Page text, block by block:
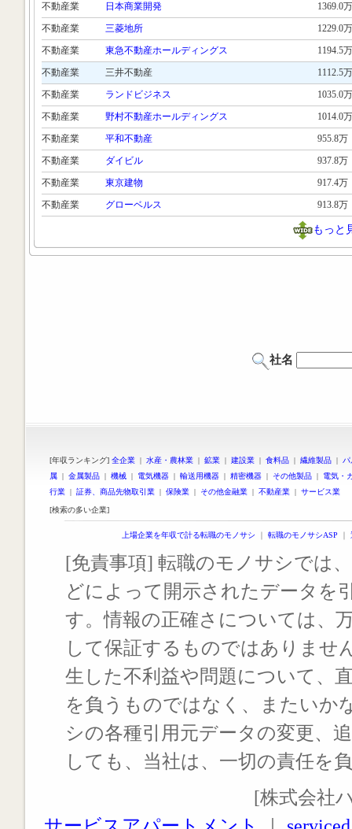
不動産業
日本商業開発
1369.0万
不動産業
三菱地所
1229.0万
不動産業
東急不動産ホールディングス
1194.5万
不動産業
三井不動産
1112.5万
不動産業
ランドビジネス
1035.0万
不動産業
野村不動産ホールディングス
1014.0万
不動産業
平和不動産
955.8万
不動産業
ダイビル
937.8万
不動産業
東京建物
917.4万
不動産業
グローベルス 913.8万
もっと
社名
[年収ランキング] 全企業 | 水産・農林業 | 鉱業 | 建設業 | 食料品 | 繊維製品 |
属 | 金属製品 | 機械 | 電気機器 | 輸送用機器 | 精密機器 | その他製品 | 電気・
行業 | 証券、商品先物取引業 | 保険業 | その他金融業 | 不動産業 | サービス業
[検索の多い企業]
上場企業を年収で計る転職のモノサシ ｜ 転職のモノサシASP ｜
[免責事項] 転職のモノサシでは
どによって開示されたデータを
す。情報の正確さについては、
して保証するものではありませ
生した不利益や問題について、
を負うものではなく、またいか
シの各種引用元データの変更、
しても、当社は、一切の責任を
[株式会社